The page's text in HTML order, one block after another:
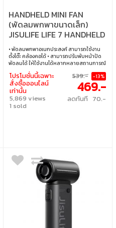
HANDHELD MINI FAN
(พัดลมพกพาขนาดเล็ก)
JISULIFE LIFE 7 HANDHELD
FAN 3600 MAH (PINK)
• พัดลมพกพาอเนกประสงค์ สามารถใช้งาน
ตั้งโต๊ะ คล้องคอได้ • สามารถปรับพับหน้าปัด
พัดลมได้ ให้ใช้งานได้หลากหลายสถานการณ์
• ขนาดเล็กพกพาง่าย ปรับระดับความแรงได้ 5
ระดับ • มีหน้าจอ LED แสดงผลบอกระดับความ
แรงลมและแบตเตอรี่ • ใช้งานได้สูงสุด 2.5-13
ชั่วโมง (ขึ้นอยู่กับความเร็วลม) • ใช้เวลาชาร์จ
2.5-3.5 ชั่วโมง ใช้พอร์ต USB-Type C ในการ
ชาร์จ • ความจุแบตเตอรี่ 3600mAh • ขนาด
โปรโมชั่นนี้เฉพาะ
สั่งซื้อออนไลน์
เท่านั้น
5,869 views
1 sold
539.- -13%
469.-
ลดทันที 70.-